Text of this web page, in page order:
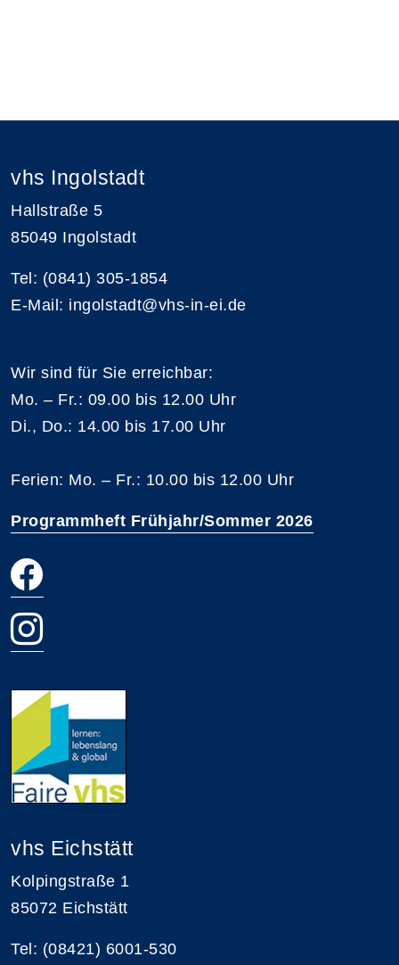
vhs Ingolstadt
Hallstraße 5
85049 Ingolstadt
Tel: (0841) 305-1854
E-Mail: ingolstadt@vhs-in-ei.de
Wir sind für Sie erreichbar:
Mo. – Fr.: 09.00 bis 12.00 Uhr
Di., Do.: 14.00 bis 17.00 Uhr
Ferien: Mo. – Fr.: 10.00 bis 12.00 Uhr
Programmheft Frühjahr/Sommer 2026
vhs Eichstätt
Kolpingstraße 1
85072 Eichstätt
Tel: (08421) 6001-530